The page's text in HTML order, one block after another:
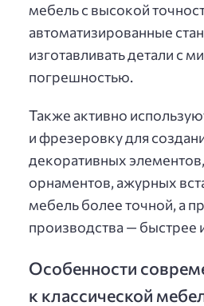
мебель с высокой
автоматизированные
изготавливать детали с
погрешностью.
Также активно
и фрезеровку для
декоративных
орнаментов, ажурных
мебель более точной, а
производства — быстрее
Особенности
к классической